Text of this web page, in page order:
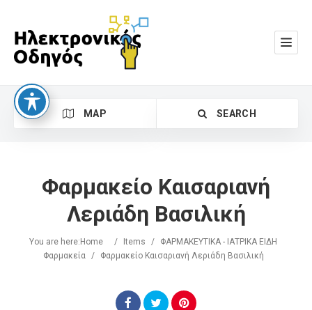
MAP SEARCH
Search
Φαρμακείο Καισαριανή
Λεριάδη Βασιλική
You are here: Home / Items /
ΦΑΡΜΑΚΕΥΤΙΚΑ - ΙΑΤΡΙΚΑ ΕΙΔΗ
Φαρμακεία
/ Φαρμακείο Καισαριανή Λεριάδη Βασιλική